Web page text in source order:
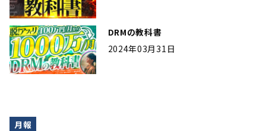
DRMの教科書
2024年03月31日
月報